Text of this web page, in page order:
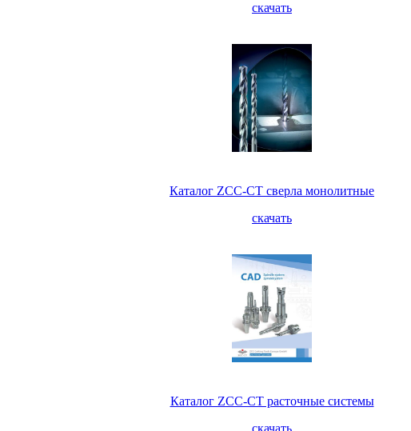
скачать
Каталог ZCC-CT сверла монолитные
скачать
Каталог ZCC-CT расточные системы
скачать